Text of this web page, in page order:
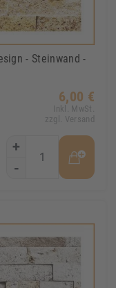
- Steinwand -
6,00 €
Inkl. MwSt.
zzgl. Versand
+
-